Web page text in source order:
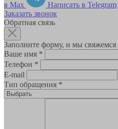
в Max
Написать в Telegram
Заказать звонок
Обратная связь
Заполните форму, и мы
Ваше имя *
Телефон *
E-mail
Тип обращения *